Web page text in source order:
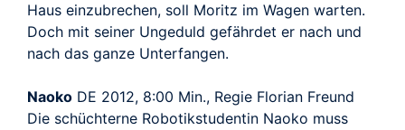
Haus einzubrechen, soll Moritz im Wagen warten.
Doch mit seiner Ungeduld gefährdet er nach und
nach das ganze Unterfangen.
Naoko DE 2012, 8:00 Min., Regie Florian Freund
Die schüchterne Robotikstudentin Naoko muss